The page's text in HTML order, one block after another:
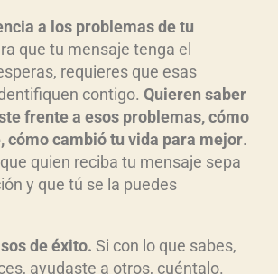
a los problemas de tu
que tu mensaje tenga el
requieres que esas
contigo. Quieren saber
frente a esos problemas, cómo
cómo cambió tu vida para mejor.
quien reciba tu mensaje sepa
y que tú se la puedes
de éxito. Si con lo que sabes,
ayudaste a otros, cuéntalo.